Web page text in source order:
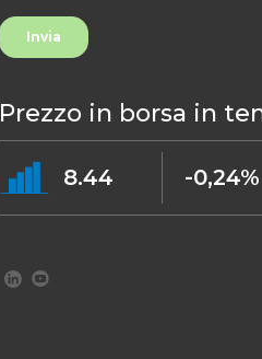
Prezzo in borsa in
8.44 -0,24%